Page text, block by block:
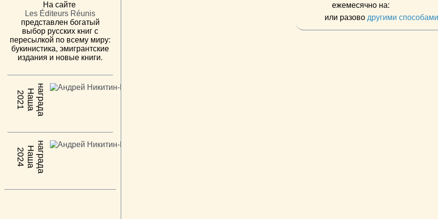
На сайте
Les Éditeurs Réunis
представлен богатый
выбор русских книг с
пересылкой по всему миру:
букинистика, эмигрантские
издания и новые книги.
2021 Н
а
ш
ан
а
г
р
а
да
2024 Н
а
ш
ан
а
г
р
а
да
ежемесячно на:
или разово другими способами